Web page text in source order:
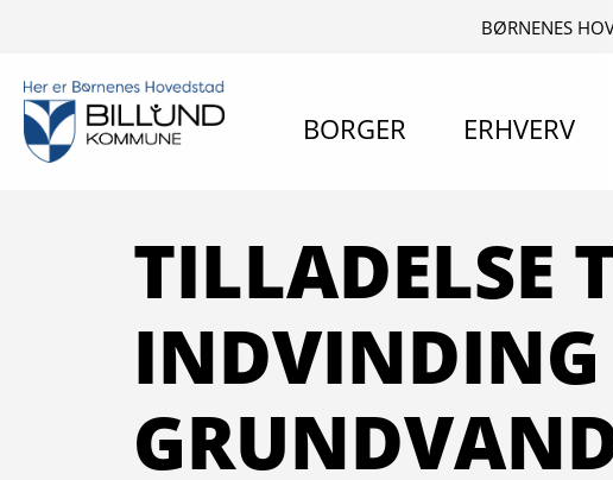
BØRNENES
BORGER ERHVERV
TILLADELSE
INDVINDING